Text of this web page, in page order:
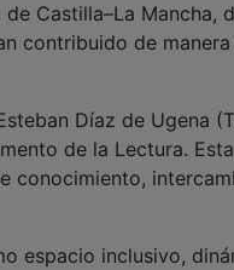
Castilla–La Mancha,
contribuido de
Díaz de Ugena
de la Lectura.
conocimiento,
inclusivo,